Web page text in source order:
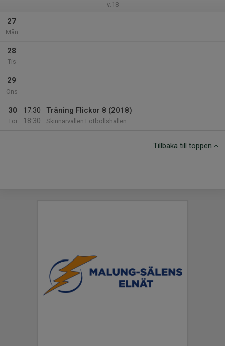
v.18
27
Mån
28
Tis
29
Ons
30
Tor
17:30
18:30
Träning Flickor 8 (2018)
Skinnarvallen Fotbollshallen
Tillbaka till toppen